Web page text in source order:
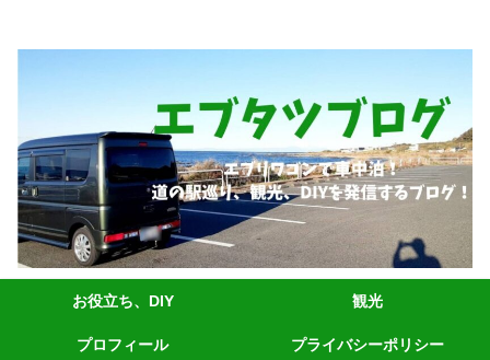
お役立ち、DIY 観光
プロフィール プライバシーポリシー